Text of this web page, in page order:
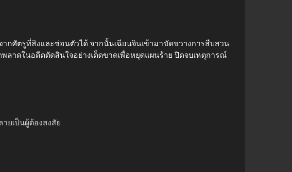
กศัตรูที่สิงและซ่อนตัวได้ จากนั้นเฉียนจินเข้ามาขัดขวางการสืบสวน
ลาดในอดีตตัดสินใจอย่างเด็ดขาดเพื่อหยุดแผนร้าย ปิดจบเหตุการณ์
ยเป็นผู้ต้องสงสัย